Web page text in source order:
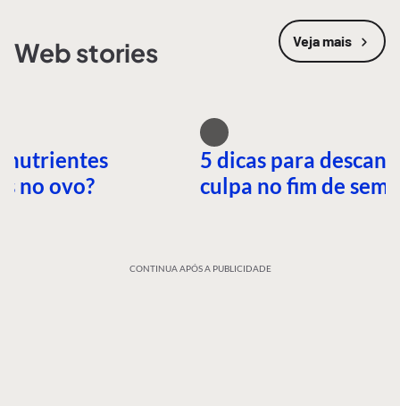
Web stories Veja mais
nutrientes
no ovo?
5 dicas para
culpa no fim de
CONTINUA APÓS A PUBLICIDADE